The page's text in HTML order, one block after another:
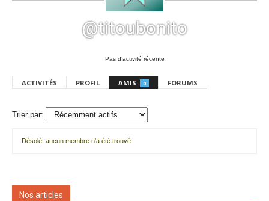
@titoubonito
Pas d’activité récente
ACTIVITÉS PROFIL AMIS 0 FORUMS
Trier par:
amis
Désolé, aucun membre n'a été trouvé.
Nos articles